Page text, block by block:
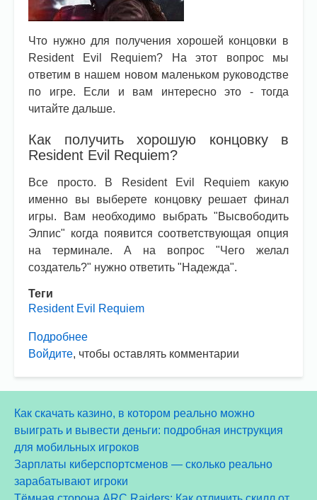
Что нужно для получения хорошей концовки в
Resident Evil Requiem? На этот вопрос мы
ответим в нашем новом маленьком руководстве
по игре. Если и вам интересно это - тогда
читайте дальше.
Как получить хорошую концовку в
Resident Evil Requiem?
Все просто. В Resident Evil Requiem какую
именно вы выберете концовку решает финал
игры. Вам необходимо выбрать "Высвободить
Элпис" когда появится соответствующая опция
на терминале. А на вопрос "Чего желал
создатель?" нужно ответить "Надежда".
Теги
Resident Evil Requiem
Подробнее
Resident
получить
хорошую
концовку?
Войдите, чтобы оставлять комментарии
Как скачать казино, в котором реально можно
выиграть и вывести деньги: подробная инструкция
для мобильных игроков
Зарплаты киберспортсменов — сколько реально
зарабатывают игроки